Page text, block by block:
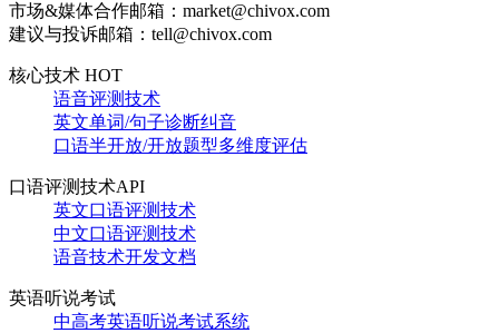
市场&媒体合作邮箱：market@chivox.com
建议与投诉邮箱：tell@chivox.com
核心技术 HOT
语音评测技术
英文单词/句子诊断纠音
口语半开放/开放题型多维度评估
口语评测技术API
英文口语评测技术
中文口语评测技术
语音技术开发文档
英语听说考试
中高考英语听说考试系统